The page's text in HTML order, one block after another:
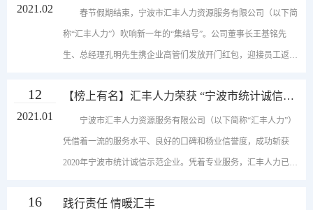
“2020年度宁波市大学生就业实践基地”的光荣称号。作为一家以
“专业、诚信、实效”为理念的老牌人力资源服务公司，汇丰人力
始终重视高素质人才，坚持大学生有生力量的培养。在过去的近
的口碑，在人才队伍建设方面不断获得肯定。而本次获评，也是
汇丰人力去年一整年在大学生人才队伍建设方面交出的一份相当
漂亮的答卷。（2018年开始，宁波市统一不颁发奖牌，仅公布文
件）今后，汇丰人力将不忘初心，充分发挥公司大学生就业实践
才队伍的建设，促进公司快速稳定发展。同时也将继续多渠道多
2021.02 春节假期结束，宁波市汇丰人力资源服务有限公司（以下简
称“汇丰人力”）吹响新一年的“集结号”。公司董事长王基铭先
生、总经理孔明先生携企业高管们发放开门红包，迎接员工返
力的“开工文化”，经过一个春节长假，返工上班难免会有些疲懒
提不起劲儿，不少员工需要给自己一个缓冲的过程。辛丑牛年开
工首日的上午，董事长王基铭先生带着公司高层领导到各个办公
室“串门唠嗑”，激励各部门员工在汇丰人力第三个五年规划中创
也提醒了大家及时调整状态，开始新的工作。和谐的工作氛围是
12
2021.01
【榜上有名】汇丰人力荣获 “宁波市统计诚信示
宁波市汇丰人力资源服务有限公司（以下简称“汇丰人力”）
凭借着一流的服务水平、良好的口碑和杨业信誉度，成功斩获
2020年宁波市统计诚信示范企业。凭着专业服务，汇丰人力已在
单位、宁波人力资源服务行业协会副会长单位，并先后获得全国
16 践行责任 情暖汇丰